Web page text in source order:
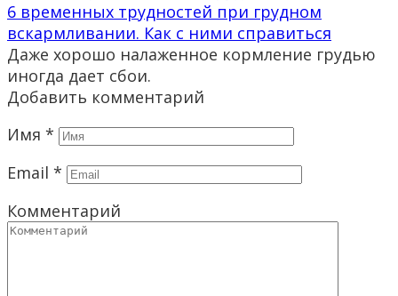
6 временных трудностей при грудном
вскармливании. Как с ними справиться
Даже хорошо налаженное кормление грудью
иногда дает сбои.
Добавить комментарий
Имя *
Email *
Комментарий